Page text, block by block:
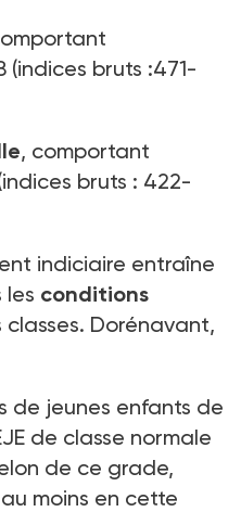
(indices bruts :471-
, comportant
bruts : 422-
indiciaire entraîne
les conditions
Dorénavant,
de jeunes enfants de
de classe normale
de ce grade,
moins en cette